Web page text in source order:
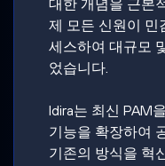
대한 개념을 근본
제 모든 신원이 민
세스하여 대규모
었습니다.
Idira는 최신 PAM
기능을 확장하여
기존의 방식을 혁